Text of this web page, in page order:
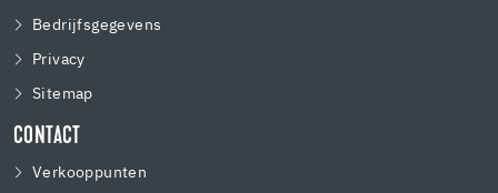
Bedrijfsgegevens
Privacy
Sitemap
CONTACT
Verkooppunten